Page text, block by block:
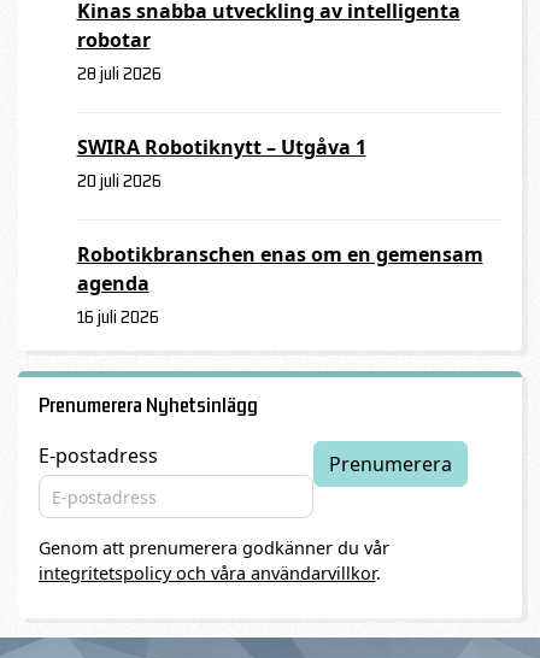
Kinas snabba utveckling av intelligenta
robotar
28 juli 2026
SWIRA Robotiknytt – Utgåva 1
20 juli 2026
Robotikbranschen enas om en gemensam
agenda
16 juli 2026
Prenumerera Nyhetsinlägg
E-postadress
Genom att prenumerera godkänner du vår
integritetspolicy och våra användarvillkor.